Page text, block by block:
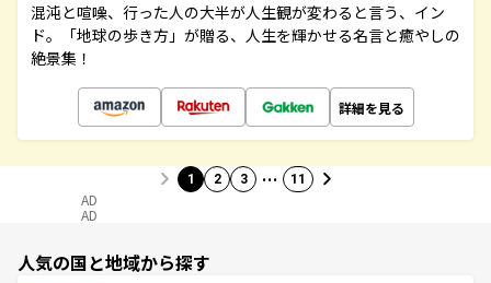
混沌と喧噪、行った人の大半が人生観が変わると言う、イン
ド。「地球の歩き方」が贈る、人生を輝かせる名言と癒やしの
絶景集！
詳細を見る
1 2 3 … 11
AD
AD
人気の国と地域から探す